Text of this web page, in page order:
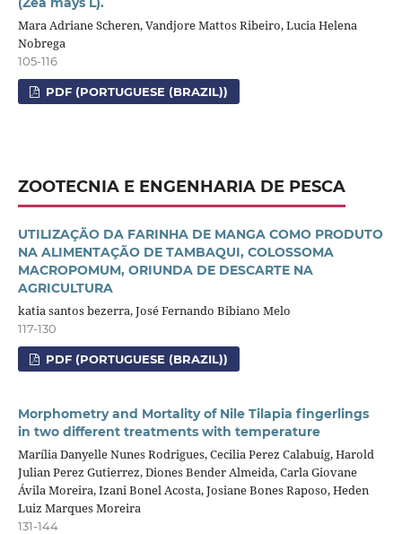
Mara Adriane Scheren, Vandjore Mattos Ribeiro, Lucia Helena
Nobrega
105-116
PDF (PORTUGUESE (BRAZIL))
ZOOTECNIA E ENGENHARIA DE PESCA
UTILIZAÇÃO DA FARINHA DE MANGA COMO PRODUTO
NA ALIMENTAÇÃO DE TAMBAQUI, COLOSSOMA
MACROPOMUM, ORIUNDA DE DESCARTE NA
AGRICULTURA
katia santos bezerra, José Fernando Bibiano Melo
117-130
PDF (PORTUGUESE (BRAZIL))
Morphometry and Mortality of Nile Tilapia fingerlings
in two different treatments with temperature
Marília Danyelle Nunes Rodrigues, Cecilia Perez Calabuig, Harold
Julian Perez Gutierrez, Diones Bender Almeida, Carla Giovane
Ávila Moreira, Izani Bonel Acosta, Josiane Bones Raposo, Heden
Luiz Marques Moreira
131-144